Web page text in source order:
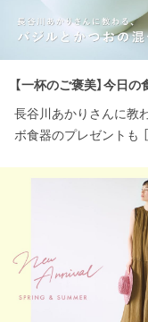
【一杯のご褒美】今日
長谷川あかりさんに教
ボ食器のプレゼントも